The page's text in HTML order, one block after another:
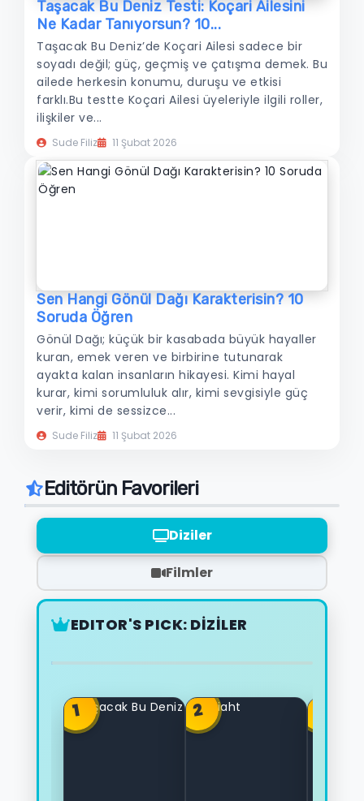
Taşacak Bu Deniz Testi: Koçari Ailesini
Ne Kadar Tanıyorsun? 10...
Taşacak Bu Deniz’de Koçari Ailesi sadece bir
soyadı değil; güç, geçmiş ve çatışma demek. Bu
ailede herkesin konumu, duruşu ve etkisi
farklı.Bu testte Koçari Ailesi üyeleriyle ilgili roller,
ilişkiler ve...
Sude Filiz 11 Şubat 2026
Sen Hangi Gönül Dağı Karakterisin? 10
Soruda Öğren
Gönül Dağı; küçük bir kasabada büyük hayaller
kuran, emek veren ve birbirine tutunarak
ayakta kalan insanların hikayesi. Kimi hayal
kurar, kimi sorumluluk alır, kimi sevgisiyle güç
verir, kimi de sessizce...
Sude Filiz 11 Şubat 2026
Editörün Favorileri
Diziler
Filmler
EDITOR'S PICK: DİZİLER
1 2